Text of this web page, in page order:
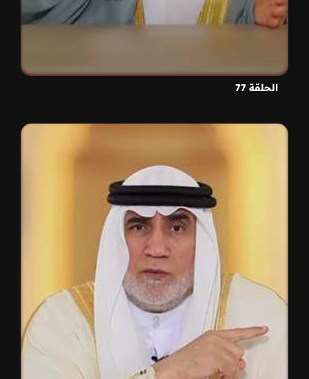
الحلقة 77